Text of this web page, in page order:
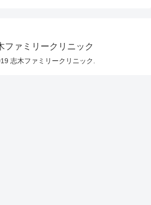
ファミリークリニック
志木ファミリークリニック.